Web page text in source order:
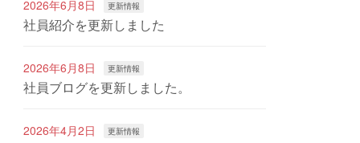
2026年6月8日 更新情報
社員紹介を更新しました
2026年6月8日 更新情報
社員ブログを更新しました。
2026年4月2日 更新情報